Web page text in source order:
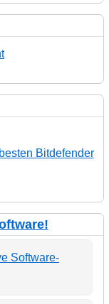
Bitdefender
Software-